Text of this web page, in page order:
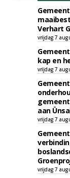
Verhart
vrijdag 7
kap en
vrijdag 7
aan
vrijdag 7
vrijdag 7